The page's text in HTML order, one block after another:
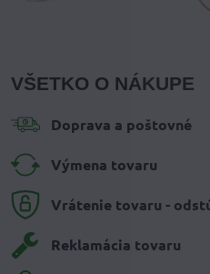
VŠETKO O NÁKUPE
Doprava a poštovné
Výmena tovaru
Vrátenie tovaru -
Reklamácia tovaru